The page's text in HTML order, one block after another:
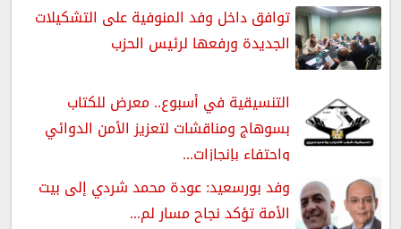
توافق داخل وفد المنوفية على التشكيلات
الجديدة ورفعها لرئيس الحزب
التنسيقية في أسبوع.. معرض للكتاب
بسوهاج ومناقشات لتعزيز الأمن الدوائي
واحتفاء بإنجازات...
وفد بورسعيد: عودة محمد شردي إلى بيت
الأمة تؤكد نجاح مسار لم...